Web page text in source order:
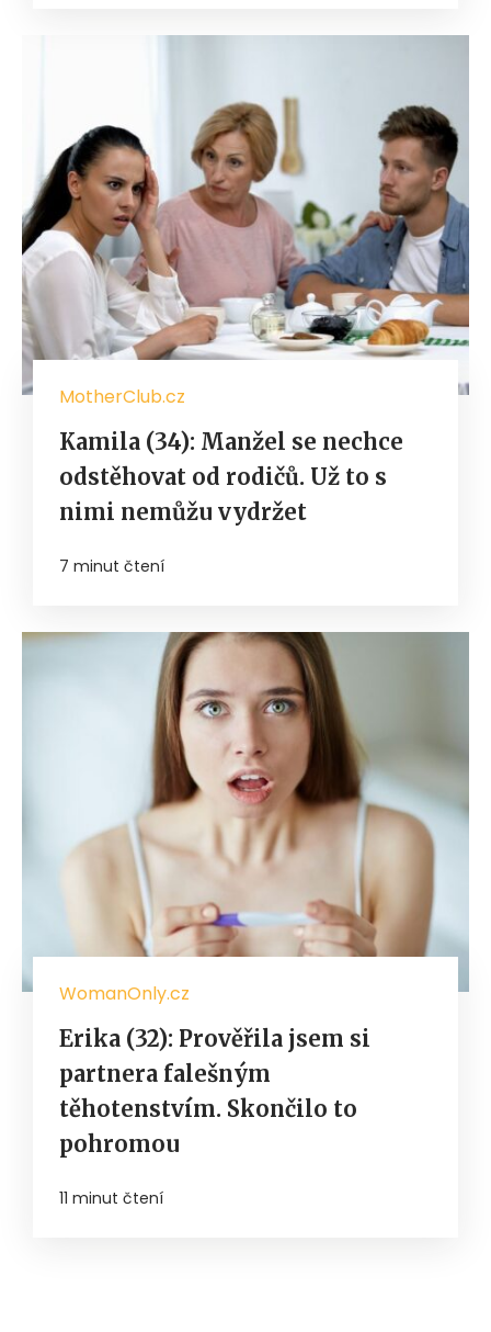
MotherClub.cz
Kamila (34): Manžel se nechce
odstěhovat od rodičů. Už to s
nimi nemůžu vydržet
7 minut čtení
WomanOnly.cz
Erika (32): Prověřila jsem si
partnera falešným
těhotenstvím. Skončilo to
pohromou
11 minut čtení